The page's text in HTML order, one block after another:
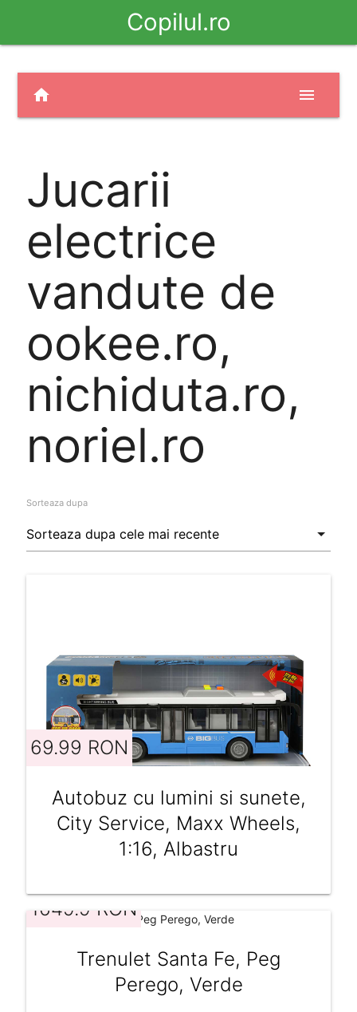
Copilul.ro
home menu
Jucarii
electrice
vandute de
ookee.ro,
nichiduta.ro,
noriel.ro
Sorteaza dupa
69.99 RON
Autobuz cu lumini si sunete,
City Service, Maxx Wheels,
1:16, Albastru
1649.9 RON
Trenulet Santa Fe, Peg
Perego, Verde